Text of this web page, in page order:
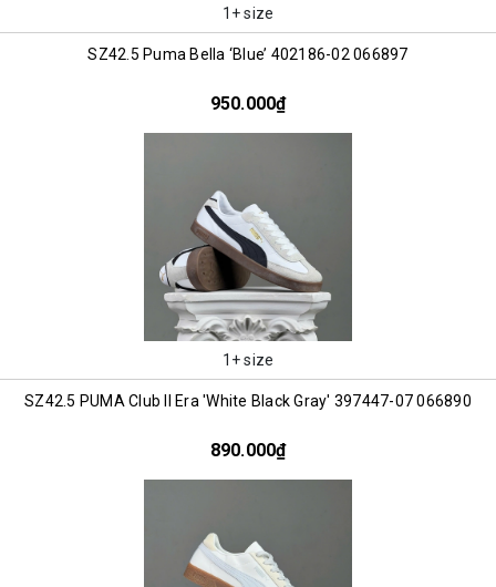
1+ size
SZ42.5 Puma Bella ‘Blue’ 402186-02 066897
950.000₫
1+ size
SZ42.5 PUMA Club II Era 'White Black Gray' 397447-07 066890
890.000₫